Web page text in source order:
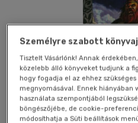
Személyre szabott
Tisztelt Vásárlónk! Annak
közelebb álló könyveket tudjunk a
hogy fogadja el az ehhez
megnyomásával. Ennek hiányában
használata szempontjából
böngészőjébe, de cookie-
módosíthatja a Süti beállítások